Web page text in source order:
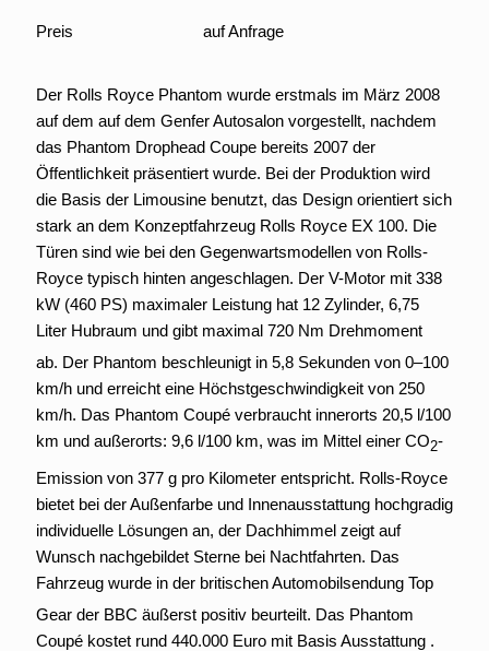
Preis auf Anfrage
Der Rolls Royce Phantom wurde erstmals im März 2008
auf dem auf dem Genfer Autosalon vorgestellt, nachdem
das Phantom Drophead Coupe bereits 2007 der
Öffentlichkeit präsentiert wurde. Bei der Produktion wird
die Basis der Limousine benutzt, das Design orientiert sich
stark an dem Konzeptfahrzeug Rolls Royce EX 100. Die
Türen sind wie bei den Gegenwartsmodellen von Rolls-
Royce typisch hinten angeschlagen. Der V-Motor mit 338
kW (460 PS) maximaler Leistung hat 12 Zylinder, 6,75
Liter Hubraum und gibt maximal 720 Nm Drehmoment
ab. Der Phantom beschleunigt in 5,8 Sekunden von 0–100
km/h und erreicht eine Höchstgeschwindigkeit von 250
km/h. Das Phantom Coupé verbraucht innerorts 20,5 l/100
km und außerorts: 9,6 l/100 km, was im Mittel einer CO2-
Emission von 377 g pro Kilometer entspricht. Rolls-Royce
bietet bei der Außenfarbe und Innenausstattung hochgradig
individuelle Lösungen an, der Dachhimmel zeigt auf
Wunsch nachgebildet Sterne bei Nachtfahrten. Das
Fahrzeug wurde in der britischen Automobilsendung Top
Gear der BBC äußerst positiv beurteilt. Das Phantom
Coupé kostet rund 440.000 Euro mit Basis Ausstattung .